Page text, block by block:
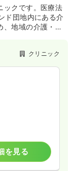
ックです。医療法
ド団地内にある介
地域の介護・福
クリニック
を見る